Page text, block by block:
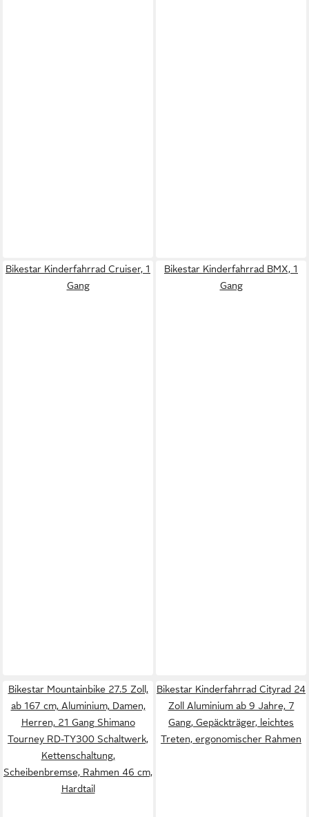
Bikestar Kinderfahrrad Cruiser, 1
Gang
Bikestar Kinderfahrrad BMX, 1
Gang
Bikestar Mountainbike 27.5 Zoll,
ab 167 cm, Aluminium, Damen,
Herren, 21 Gang Shimano
Tourney RD-TY300 Schaltwerk,
Kettenschaltung,
Scheibenbremse, Rahmen 46 cm,
Hardtail
Bikestar Kinderfahrrad Cityrad 24
Zoll Aluminium ab 9 Jahre, 7
Gang, Gepäckträger, leichtes
Treten, ergonomischer Rahmen